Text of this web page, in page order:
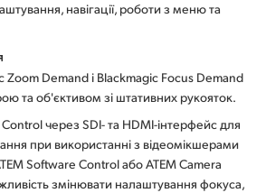
навігації, роботи з меню та
Zoom Demand і Blackmagic Focus Demand
та об'єктивом зі штативних рукояток.
через SDI- та HDMI-інтерфейс для
при використанні з відеомікшерами
Software Control або ATEM Camera
змінювати налаштування фокуса,